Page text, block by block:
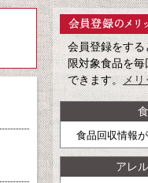
会員登録をする
限対象食品を
できます。メリ
食品回収情報
アレ